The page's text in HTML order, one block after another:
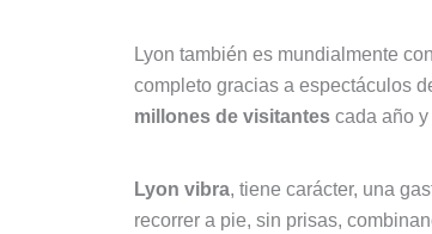
Lyon también es mundialmente
completo gracias a espectáculos
millones de visitantes cada año
Lyon vibra, tiene carácter, una
recorrer a pie, sin prisas,